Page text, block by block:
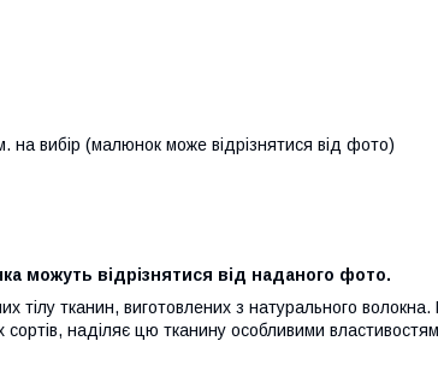
вибір (малюнок може відрізнятися від фото)
можуть відрізнятися від наданого фото.
тілу тканин, виготовлених з натурального волокна.
наділяє цю тканину особливими